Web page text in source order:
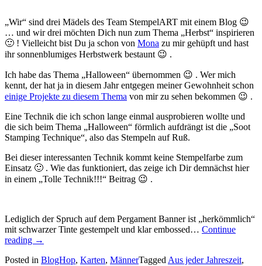
„Wir“ sind drei Mädels des Team StempelART mit einem Blog 😉
… und wir drei möchten Dich nun zum Thema „Herbst“ inspirieren
🙂 ! Vielleicht bist Du ja schon von Mona zu mir gehüpft und hast
ihr sonnenblumiges Herbstwerk bestaunt 😉 .
Ich habe das Thema „Halloween“ übernommen 😉 . Wer mich
kennt, der hat ja in diesem Jahr entgegen meiner Gewohnheit schon
einige Projekte zu diesem Thema von mir zu sehen bekommen 😉 .
Eine Technik die ich schon lange einmal ausprobieren wollte und
die sich beim Thema „Halloween“ förmlich aufdrängt ist die „Soot
Stamping Technique“, also das Stempeln auf Ruß.
Bei dieser interessanten Technik kommt keine Stempelfarbe zum
Einsatz 🙂 . Wie das funktioniert, das zeige ich Dir demnächst hier
in einem „Tolle Technik!!!“ Beitrag 😉 .
Lediglich der Spruch auf dem Pergament Banner ist „herkömmlich“
mit schwarzer Tinte gestempelt und klar embossed… Continue
reading „Einen
Blog
→
Posted in BlogHop, Karten, MännerTagged Aus jeder Jahreszeit,